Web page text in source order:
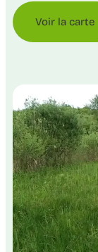
Voir la carte